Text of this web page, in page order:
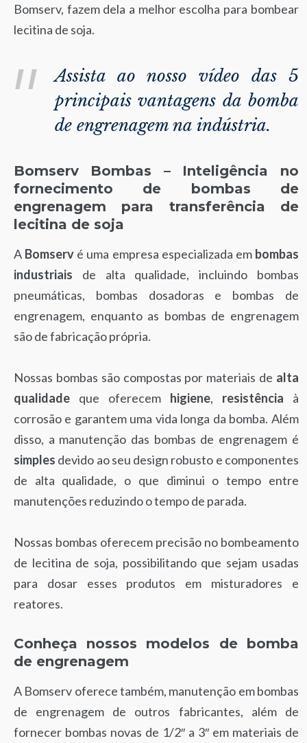
Bomserv, fazem dela a melhor escolha para bombear
lecitina de soja.
Assista ao nosso vídeo das 5
principais vantagens da bomba
de engrenagem na indústria.
Bomserv Bombas – Inteligência no
fornecimento de bombas de
engrenagem para transferência de
lecitina de soja
A Bomserv é uma empresa especializada em bombas
industriais de alta qualidade, incluindo bombas
pneumáticas, bombas dosadoras e bombas de
engrenagem, enquanto as bombas de engrenagem
são de fabricação própria.
Nossas bombas são compostas por materiais de alta
qualidade que oferecem higiene, resistência à
corrosão e garantem uma vida longa da bomba. Além
disso, a manutenção das bombas de engrenagem é
simples devido ao seu design robusto e componentes
de alta qualidade, o que diminui o tempo entre
manutenções reduzindo o tempo de parada.
Nossas bombas oferecem precisão no bombeamento
de lecitina de soja, possibilitando que sejam usadas
para dosar esses produtos em misturadores e
reatores.
Conheça nossos modelos de bomba
de engrenagem
A Bomserv oferece também, manutenção em bombas
de engrenagem de outros fabricantes, além de
fornecer bombas novas de 1/2″ a 3″ em materiais de